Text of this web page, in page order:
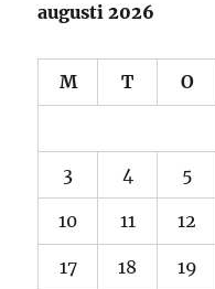
augusti 2026
M T O
3 4 5
10 11 12
17 18 19